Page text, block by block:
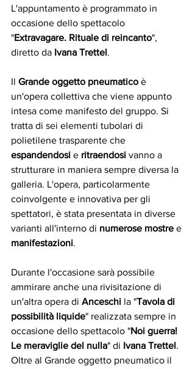
L'appuntamento è programmato in
occasione dello spettacolo
"Extravagare. Rituale di reincanto",
diretto da Ivana Trettel.
Il Grande oggetto pneumatico è
un'opera collettiva che viene appunto
intesa come manifesto del gruppo. Si
tratta di sei elementi tubolari di
polietilene trasparente che
espandendosi e ritraendosi vanno a
strutturare in maniera sempre diversa la
galleria. L'opera, particolarmente
coinvolgente e innovativa per gli
spettatori, è stata presentata in diverse
varianti all'interno di numerose mostre e
manifestazioni.
Durante l'occasione sarà possibile
ammirare anche una rivisitazione di
un'altra opera di Anceschi la "Tavola di
possibilità liquide" realizzata sempre in
occasione dello spettacolo "Noi guerra!
Le meraviglie del nulla" di Ivana Trettel.
Oltre al Grande oggetto pneumatico il